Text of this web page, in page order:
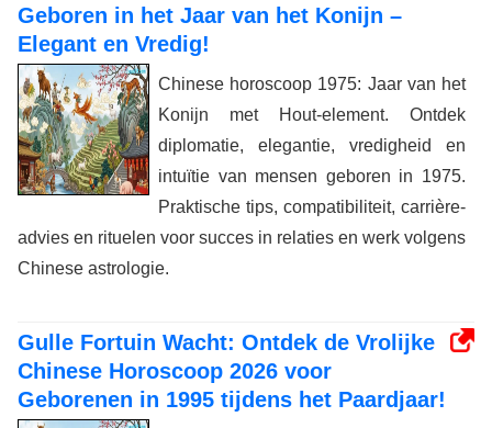
Geboren in het Jaar van het Konijn –
Elegant en Vredig!
Chinese horoscoop 1975: Jaar van het
Konijn met Hout-element. Ontdek
diplomatie, elegantie, vredigheid en
intuïtie van mensen geboren in 1975.
Praktische tips, compatibiliteit, carrière-
advies en rituelen voor succes in relaties en werk volgens
Chinese astrologie.
Gulle Fortuin Wacht: Ontdek de Vrolijke
Chinese Horoscoop 2026 voor
Geborenen in 1995 tijdens het Paardjaar!